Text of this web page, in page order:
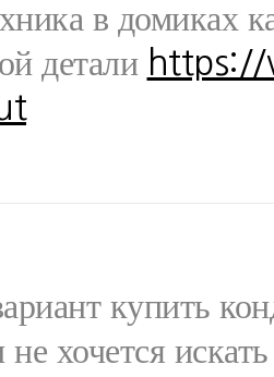
в домиках
детали https://
купить
не хочется